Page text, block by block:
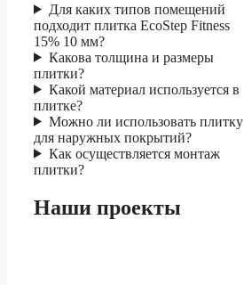
Для каких типов помещений
подходит плитка EcoStep Fitness
15% 10 мм?
Какова толщина и размеры
плитки?
Какой материал используется в
плитке?
Можно ли использовать плитку
для наружных покрытий?
Как осуществляется монтаж
плитки?
Наши проекты